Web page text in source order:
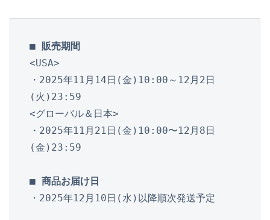
■ 販売期間
<USA>
・2025年11月14日(金)10:00～12月2日
(火)23:59
<グローバル＆日本>
・2025年11月21日(金)10:00〜12月8日
(金)23:59
■ 商品お届け日
・2025年12月10日(水)以降順次発送予定